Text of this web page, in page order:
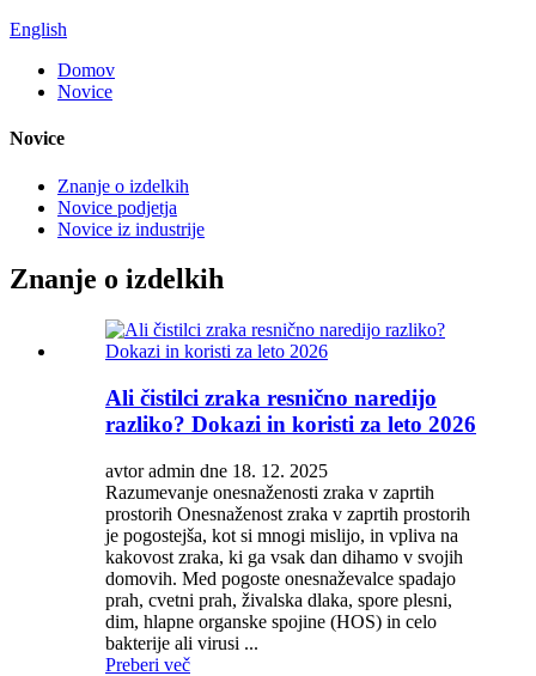
English
Domov
Novice
Novice
Znanje o izdelkih
Novice podjetja
Novice iz industrije
Znanje o izdelkih
Ali čistilci zraka resnično naredijo
razliko? Dokazi in koristi za leto 2026
avtor admin dne 18. 12. 2025
Razumevanje onesnaženosti zraka v zaprtih
prostorih Onesnaženost zraka v zaprtih prostorih
je pogostejša, kot si mnogi mislijo, in vpliva na
kakovost zraka, ki ga vsak dan dihamo v svojih
domovih. Med pogoste onesnaževalce spadajo
prah, cvetni prah, živalska dlaka, spore plesni,
dim, hlapne organske spojine (HOS) in celo
bakterije ali virusi ...
Preberi več